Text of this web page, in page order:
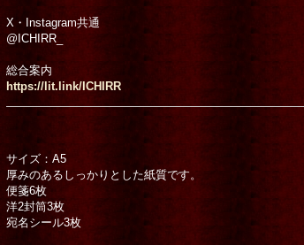
X・Instagram共通
@ICHIRR_
総合案内
https://lit.link/ICHIRR
サイズ：A5
厚みのあるしっかりとした紙質です。
便箋6枚
洋2封筒3枚
宛名シール3枚